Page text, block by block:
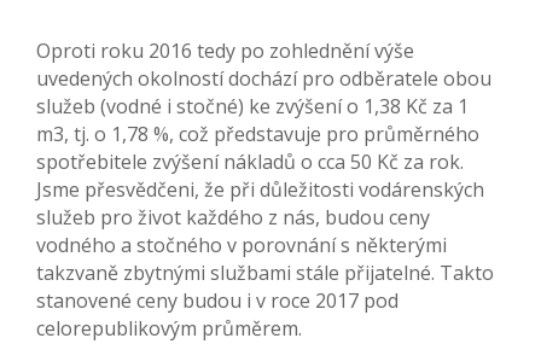
Oproti roku 2016 tedy po zohlednění výše
uvedených okolností dochází pro odběratele obou
služeb (vodné i stočné) ke zvýšení o 1,38 Kč za 1
m3, tj. o 1,78 %, což představuje pro průměrného
spotřebitele zvýšení nákladů o cca 50 Kč za rok.
Jsme přesvědčeni, že při důležitosti vodárenských
služeb pro život každého z nás, budou ceny
vodného a stočného v porovnání s některými
takzvaně zbytnými službami stále přijatelné. Takto
stanovené ceny budou i v roce 2017 pod
celorepublikovým průměrem.